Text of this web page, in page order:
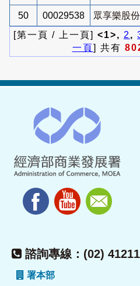
50 00029538
眾享樂股
[第一頁 / 上一頁] <1>, 2 ,
一頁] 共有
諮詢專線：(02)
署本部